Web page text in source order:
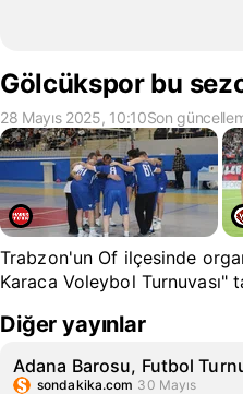
Gölcükspor bu
28 Mayıs 2025, 10:10Son
Trabzon'un Of ilçesinde
Karaca Voleybol Turnuvası"
Diğer yayınlar
Adana Barosu, Futbol
sondakika.com 30 Mayıs